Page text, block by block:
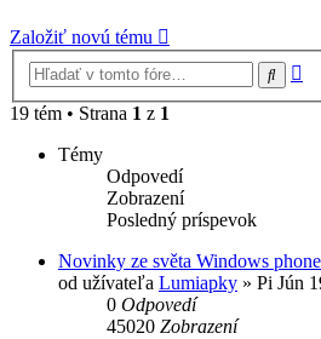
Založiť novú tému
Hľadať
19 tém • Strana 1 z 1
Témy
Odpovedí
Zobrazení
Posledný príspevok
Novinky ze světa Windows
od užívateľa Lumiapky » Pi Jún
0 Odpovedí
45020 Zobrazení